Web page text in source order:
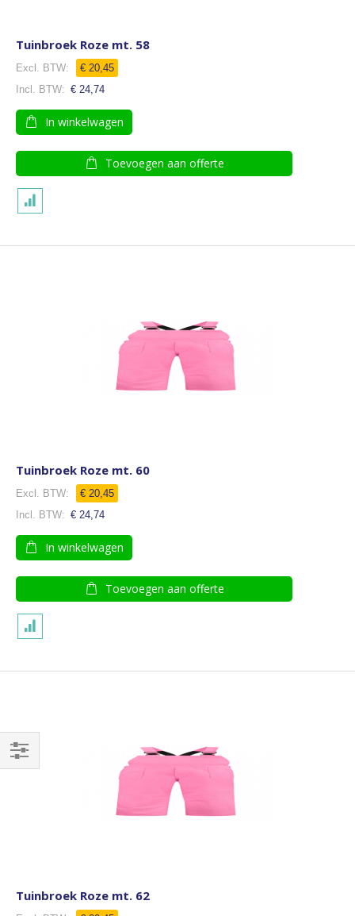
Tuinbroek Roze mt. 58
€ 20,45
€ 24,74
In winkelwagen
Toevoegen aan offerte
Tuinbroek Roze mt. 60
€ 20,45
€ 24,74
In winkelwagen
Toevoegen aan offerte
Tuinbroek Roze mt. 62
Filteren